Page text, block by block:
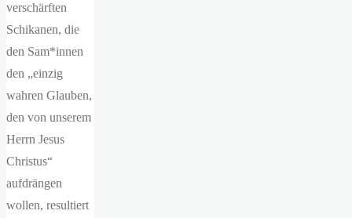
verschärften
Schikanen, die
den Sam*innen
den „einzig
wahren Glauben,
den von unserem
Herrn Jesus
Christus“
aufdrängen
wollen, resultiert